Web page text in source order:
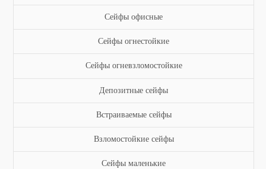
Сейфы офисные
Сейфы огнестойкие
Сейфы огневзломостойкие
Депозитные сейфы
Встраиваемые сейфы
Взломостойкие сейфы
Сейфы маленькие